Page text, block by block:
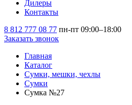
Дилеры
Контакты
8 812 777 08 77 пн-пт 09:00–18:00
Заказать звонок
Главная
Каталог
Сумки, мешки, чехлы
Сумки
Сумка №27